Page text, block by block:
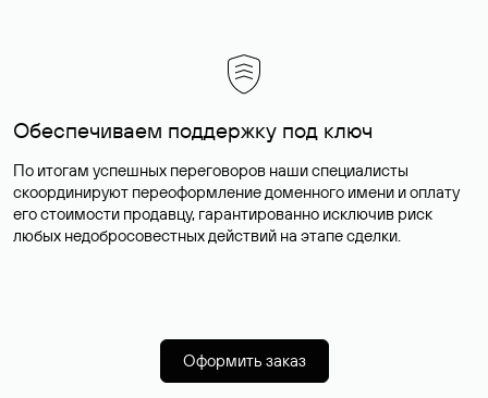
Обеспечиваем поддержку под ключ
По итогам успешных переговоров наши специалисты
скоординируют переоформление доменного имени и оплату
его стоимости продавцу, гарантированно исключив риск
любых недобросовестных действий на этапе сделки.
Оформить заказ